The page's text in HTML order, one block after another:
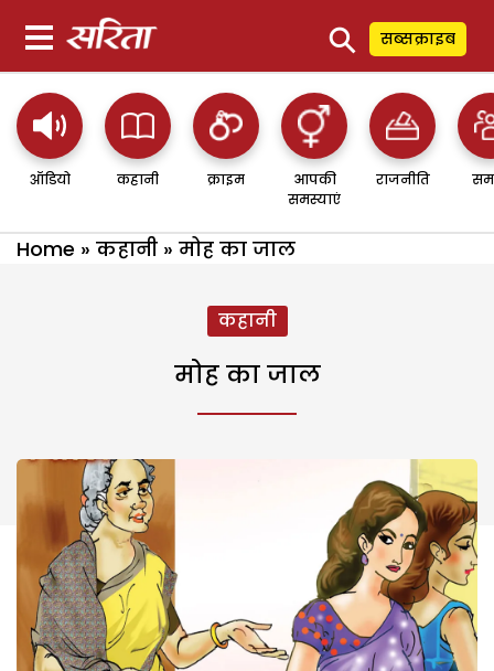
⚲ सब्सक्राइब
ऑडियो कहानी क्राइम
आपकी
समस्याएं
राजनीति
Home » कहानी » मोह का जाल
कहानी
मोह का जाल